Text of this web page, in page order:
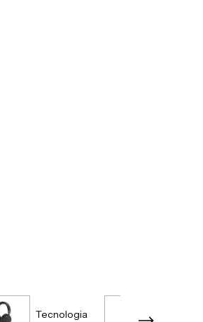
Tecnologia